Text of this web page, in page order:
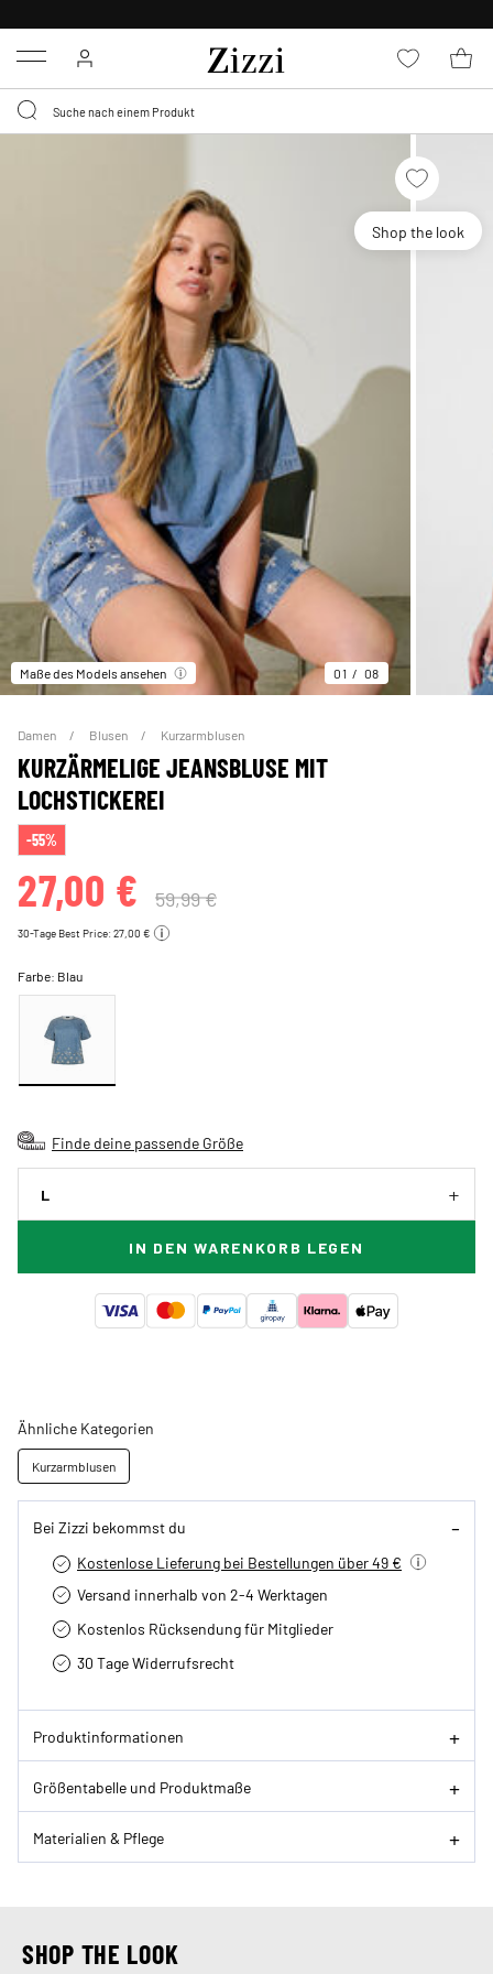
Menu
Shop the look
Maße des Models ansehen 01 08
Damen Blusen Kurzarmblusen
KURZÄRMELIGE JEANSBLUSE MIT
LOCHSTICKEREI
-55%
27,00 € 59,99 €
30-Tage Best Price: 27,00 €
Farbe: Blau
Finde deine passende Größe
L
IN DEN WARENKORB LEGEN
Ähnliche Kategorien
Kurzarmblusen
Bei Zizzi bekommst du
Kostenlose Lieferung bei Bestellungen über 49 €
Versand innerhalb von 2-4 Werktagen
Kostenlos Rücksendung für Mitglieder
30 Tage Widerrufsrecht
Produktinformationen
Größentabelle und Produktmaße
Materialien & Pflege
SHOP THE LOOK